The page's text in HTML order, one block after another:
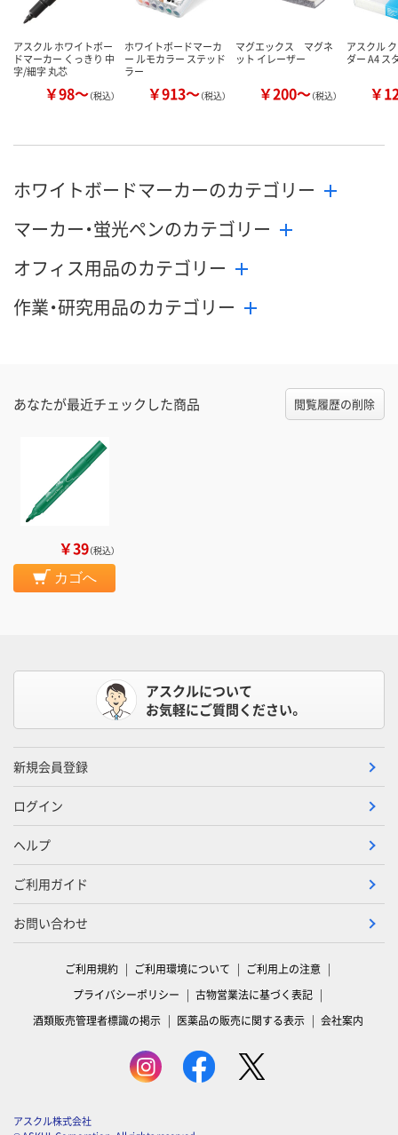
アスクル ホワイトボー
ドマーカー くっきり 中
字/細字 丸芯
￥98～（税込）
ホワイトボードマーカ
ー ルモカラー ステッド
ラー
￥913～（税込）
マグエックス マグネ
ット イレーザー
￥200～（税込）
アスクル
ダー A4 ス
￥
ホワイトボードマーカーのカテゴリー
マーカー・蛍光ペンのカテゴリー
オフィス用品のカテゴリー
作業・研究用品のカテゴリー
あなたが最近チェックした商品 閲覧履歴の削除
￥39（税込）
カゴへ
アスクルについて
お気軽にご質問ください。
新規会員登録
ログイン
ヘルプ
ご利用ガイド
お問い合わせ
ご利用規約 ご利用環境について
ご利用上の注意
プライバシーポリシー
古物営業法に基づく表記
酒類販売管理者標識の掲示
医薬品の販売に関する表示 会社案内
アスクル株式会社